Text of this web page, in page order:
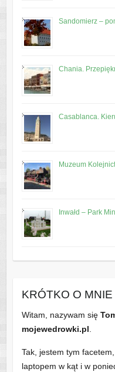
Sandomierz –
Chania.
Casablanca.
Muzeum
Inwałd – Park
KRÓTKO O MNIE
Witam, nazywam się
mojewedrowki.pl.
Tak, jestem tym
laptopem w kąt i w